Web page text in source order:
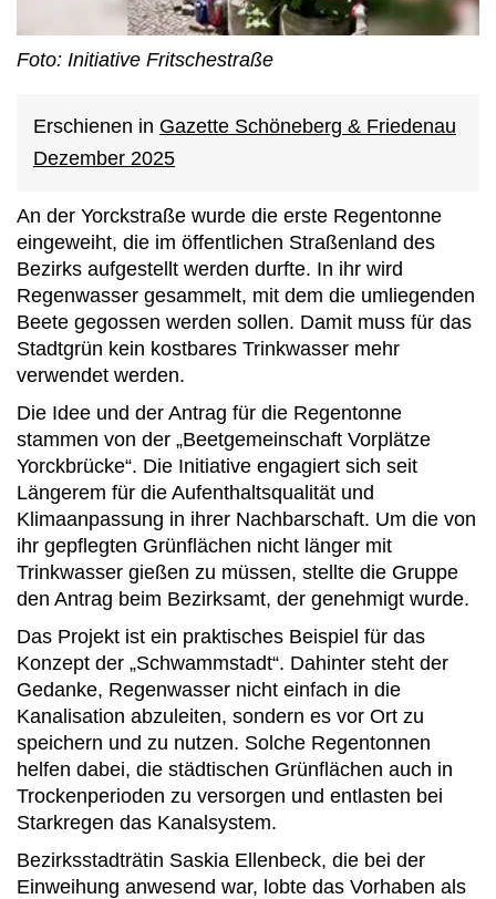
Foto: Initiative Fritschestraße
Erschienen in Gazette Schöneberg & Friedenau
Dezember 2025
An der Yorckstraße wurde die erste Regentonne
eingeweiht, die im öffentlichen Straßenland des
Bezirks aufgestellt werden durfte. In ihr wird
Regenwasser gesammelt, mit dem die umliegenden
Beete gegossen werden sollen. Damit muss für das
Stadtgrün kein kostbares Trinkwasser mehr
verwendet werden.
Die Idee und der Antrag für die Regentonne
stammen von der „Beetgemeinschaft Vorplätze
Yorckbrücke“. Die Initiative engagiert sich seit
Längerem für die Aufenthaltsqualität und
Klimaanpassung in ihrer Nachbarschaft. Um die von
ihr gepflegten Grünflächen nicht länger mit
Trinkwasser gießen zu müssen, stellte die Gruppe
den Antrag beim Bezirksamt, der genehmigt wurde.
Das Projekt ist ein praktisches Beispiel für das
Konzept der „Schwammstadt“. Dahinter steht der
Gedanke, Regenwasser nicht einfach in die
Kanalisation abzuleiten, sondern es vor Ort zu
speichern und zu nutzen. Solche Regentonnen
helfen dabei, die städtischen Grünflächen auch in
Trockenperioden zu versorgen und entlasten bei
Starkregen das Kanalsystem.
Bezirksstadträtin Saskia Ellenbeck, die bei der
Einweihung anwesend war, lobte das Vorhaben als